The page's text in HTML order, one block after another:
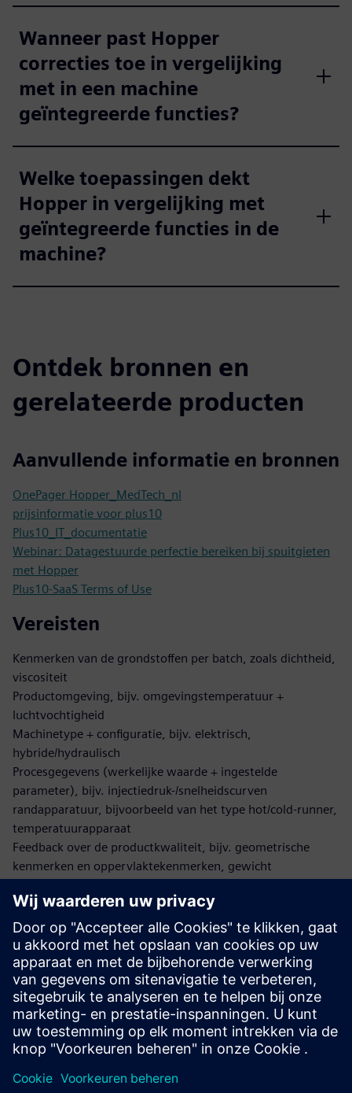
Wanneer past Hopper
correcties toe in vergelijking
met in een machine
geïntegreerde functies?
Welke toepassingen dekt
Hopper in vergelijking met
geïntegreerde functies in de
machine?
Ontdek bronnen en
gerelateerde producten
Aanvullende informatie en bronnen
OnePager Hopper_MedTech_nl
prijsinformatie voor plus10
Plus10_IT_documentatie
Webinar: Datagestuurde perfectie bereiken bij spuitgieten
met Hopper
Plus10-SaaS Terms of Use
Vereisten
Kenmerken van de grondstoffen per batch, zoals dichtheid,
viscositeit
Productomgeving, bijv. omgevingstemperatuur +
luchtvochtigheid
Machinetype + configuratie, bijv. elektrisch,
hybride/hydraulisch
Procesgegevens (werkelijke waarde + ingestelde
parameter), bijv. injectiedruk-/snelheidscurven
randapparatuur, bijvoorbeeld van het type hot/cold-runner,
temperatuurapparaat
Feedback over de productkwaliteit, bijv. geometrische
kenmerken en oppervlaktekenmerken, gewicht
procesparameters
In kaart brengen tussen elk van de bovengenoemde
gegevensbronnen
Connectiviteit: versleuteld uitgaand verkeer naar de
backend van de cloud via HTTPS
Siemens Industrial Edge-apparaat geïnstalleerd in het
machinenetwerk met de plus10-app